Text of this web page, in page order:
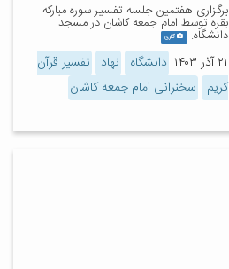
برگزاری هفتمین جلسه تفسیر سوره مبارکه
بقره توسط امام جمعه کاشان در مسجد
دانشگاه. گالری
۲۱ آذر ۱۴۰۳ دانشگاه نهاد تفسیر قرآن
کریم سخنرانی امام جمعه کاشان